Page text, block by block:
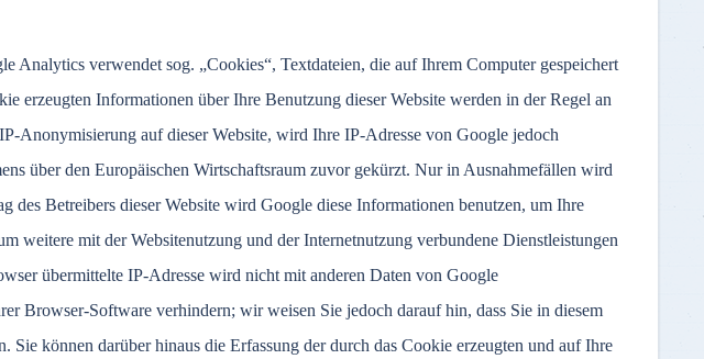
Analytics verwendet sog. „Cookies“, Textdateien, die auf Ihrem Computer gespeichert
erzeugten Informationen über Ihre Benutzung dieser Website werden in der Regel an
Anonymisierung auf dieser Website, wird Ihre IP-Adresse von Google jedoch
über den Europäischen Wirtschaftsraum zuvor gekürzt. Nur in Ausnahmefällen wird
Betreibers dieser Website wird Google diese Informationen benutzen, um Ihre
weitere mit der Websitenutzung und der Internetnutzung verbundene Dienstleistungen
übermittelte IP-Adresse wird nicht mit anderen Daten von Google
Browser-Software verhindern; wir weisen Sie jedoch darauf hin, dass Sie in diesem
können darüber hinaus die Erfassung der durch das Cookie erzeugten und auf Ihre